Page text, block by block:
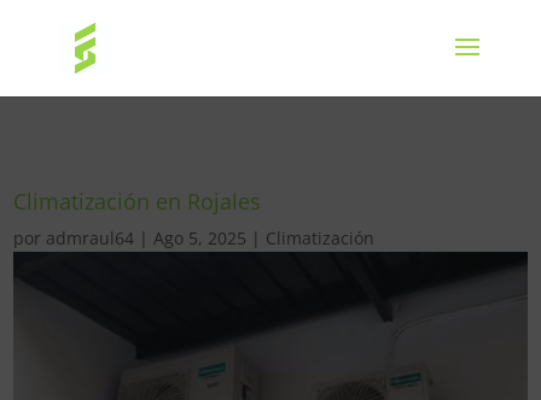
Climatización en Rojales
por admraul64 |Ago 5, 2025 | Climatización